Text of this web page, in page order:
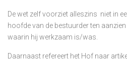
De wet zelf voorziet alleszins niet in
hoofde van de bestuurder ten
waarin hij werkzaam is/was.
Daarnaast refereert het Hof naar